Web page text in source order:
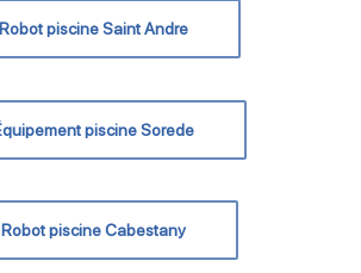
Robot piscine Saint Andre
piscine Sorede
Robot piscine Cabestany